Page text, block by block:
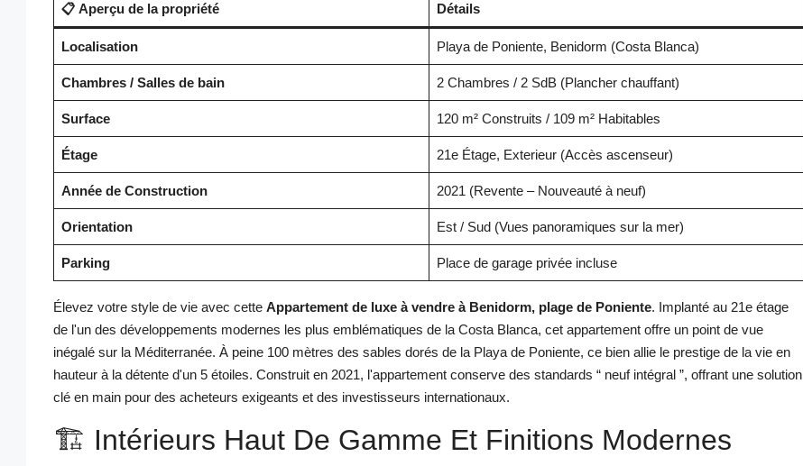
📋 Aperçu de la propriété Détails
Localisation Playa de Poniente, Benidorm (Costa Blanca)
Chambres / Salles de bain 2 Chambres / 2 SdB (Plancher chauffant)
Surface 120 m² Construits / 109 m² Habitables
Étage 21e Étage, Exterieur (Accès ascenseur)
Année de Construction 2021 (Revente – Nouveauté à neuf)
Orientation Est / Sud (Vues panoramiques sur la mer)
Parking Place de garage privée incluse
Élevez votre style de vie avec cette Appartement de luxe à vendre à Benidorm, plage de Poniente. Implanté au 21e étage
de l'un des développements modernes les plus emblématiques de la Costa Blanca, cet appartement offre un point de vue
inégalé sur la Méditerranée. À peine 100 mètres des sables dorés de la Playa de Poniente, ce bien allie le prestige de la vie en
hauteur à la détente d'un 5 étoiles. Construit en 2021, l'appartement conserve des standards “ neuf intégral ”, offrant une solution
clé en main pour des acheteurs exigeants et des investisseurs internationaux.
🏗️ Intérieurs Haut De Gamme Et Finitions Modernes